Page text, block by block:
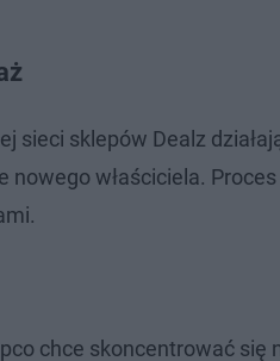
sieci sklepów Dealz
właściciela.
chce skoncentrować się